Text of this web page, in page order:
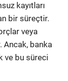
kayıtları
bir süreçtir.
veya
Ancak, banka
ve bu süreci